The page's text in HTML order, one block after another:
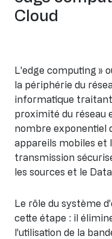
Cloud
L’edge computing »
la périphérie du
informatique traitant
proximité du réseau
nombre exponentiel
appareils mobiles et
transmission
les sources et le
Le rôle du système
cette étape : il
l’utilisation de la